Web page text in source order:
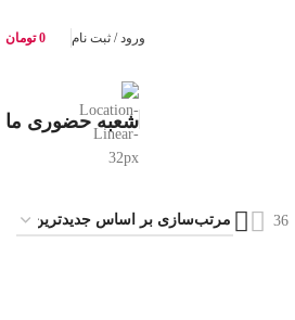
ورود / ثبت نام 0 تومان
شعبه حضوری ما
36